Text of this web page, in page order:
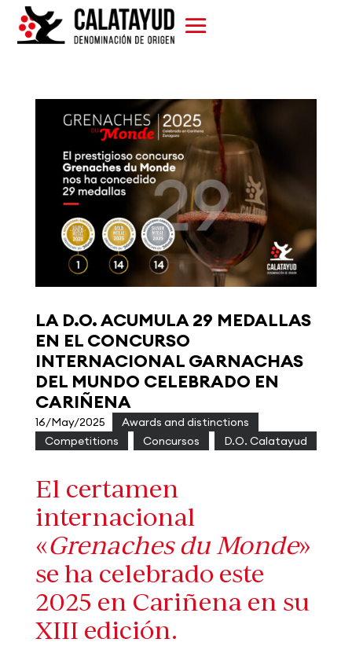
LA D.O. ACUMULA 29 MEDALLAS
EN EL CONCURSO
INTERNACIONAL GARNACHAS
DEL MUNDO CELEBRADO EN
CARIÑENA
16/May/2025 Awards and distinctions
Competitions
Concursos D.O. Calatayud
El certamen
internacional
«Grenaches du Monde»
se ha celebrado este
2025 en Cariñena en su
XIII edición.